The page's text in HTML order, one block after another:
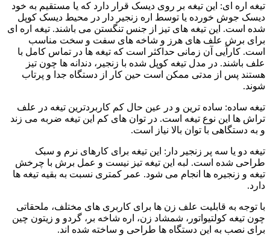
تیغه اره ای: این تیغه بر روی دیسک قرار دارد که یا مستقیم به خود
دیسک جوش خورده یا توسط اره زنجیر دار در محیط دیسک کوپل
شده است. این تیغه های تیز از جنس تنگستن می باشند. تیغه اره ای
برای برش علف های هرز و شاخه های سفت و سخت مناسب
است. کارآیی آن زمانی حداکثر است که تیغه ها در تماس کامل با
علف باشند. در مدل تیغه کوپل شده با زنجیر، دندانه ها چون تیز
هستند پس از مدتی ممکن است حین کار از دستگاه جدا و پرتاب
شوند.
تیغه ساده: ساده ترین و در عین حال کم کاربردترین تیغه در علف
تراش ها این نوع تیغه است. در توان های کم این تیغه ضربه می زند
و به دستگاهی با توان بالا نیاز است.
تیغه دو یا سه پر زنجیر دار: این تیغه برای کارهای نرم و سبک
طراحی شده است. لبه این تیغه تیز نیست و عمل برش با چرخش
تیغه و زنجیره ها انجام می شود. عمر کمتری نسبت به بقیه تیغه ها
دارد.
با توجه به قابلیت علف زن ها برای کاربری های مختلف، ملحقاتی
چون تیغه کولتیواتور، شمشاد زن، اره شاخه بر، گردو و زیتون چین
برای نصب به این دستگاه ها طراحی و ساخته شده اند.